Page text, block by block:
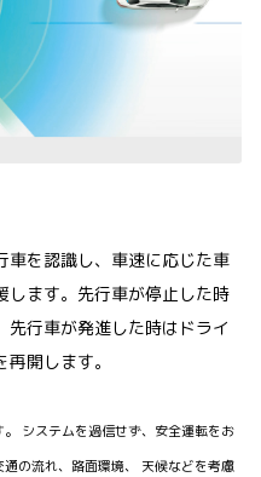
車を認識し、車速に応じた車
します。先行車が停止した時
先行車が発進した時はドライ
開します。
システムを過信せず、安全運転をお
の流れ、路面環境、 天候などを考慮